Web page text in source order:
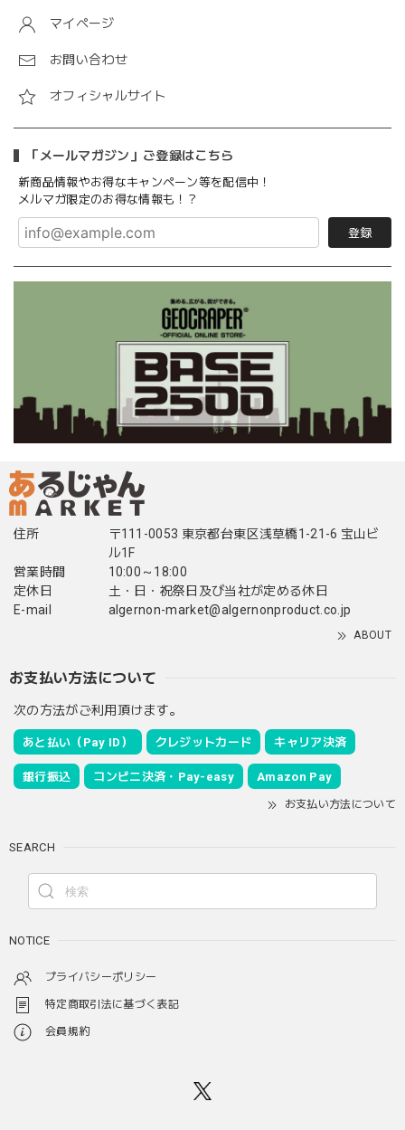
マイページ
お問い合わせ
オフィシャルサイト
「メールマガジン」ご登録はこちら
新商品情報やお得なキャンペーン等を配信中！
メルマガ限定のお得な情報も！？
登録
住所
〒111-0053 東京都台東区浅草橋1-21-6 宝山ビ
ル1F
営業時間
10:00～18:00
定休日
土・日・祝祭日及び当社が定める休日
E-mail
algernon-market@algernonproduct.co.jp
ABOUT
お支払い方法について
次の方法がご利用頂けます。
あと払い（Pay ID） クレジットカード キャリア決済
銀行振込 コンビニ決済・Pay-easy Amazon Pay
お支払い方法について
SEARCH
NOTICE
プライバシーポリシー
特定商取引法に基づく表記
会員規約